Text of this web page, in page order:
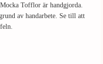
Tofflor är handgjorda.
av handarbete. Se till att